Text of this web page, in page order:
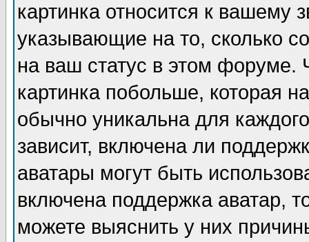
картинка относится к вашему
указывающие на то, сколько
на ваш статус в этом форуме.
картинка побольше, которая
обычно уникальна для
зависит, включена ли
аватары могут быть
включена поддержка аватар,
можете выяснить у них